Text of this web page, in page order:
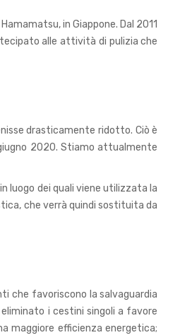
in Giappone. Dal 2011
alle attività di pulizia che
drasticamente ridotto. Ciò è
2020. Stiamo attualmente
luogo dei quali viene utilizzata la
che verrà quindi sostituita da
che favoriscono la salvaguardia
i cestini singoli a favore
maggiore efficienza energetica;